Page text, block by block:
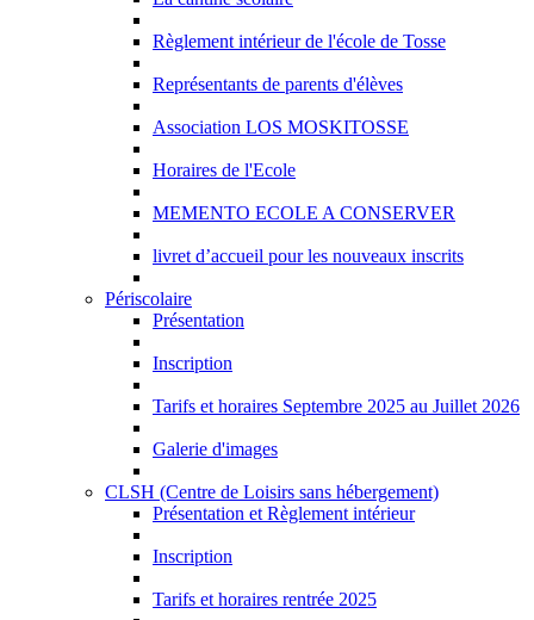
Règlement intérieur de l'école de Tosse
Représentants de parents d'élèves
Association LOS MOSKITOSSE
Horaires de l'Ecole
MEMENTO ECOLE A CONSERVER
livret d’accueil pour les nouveaux inscrits
Périscolaire
Présentation
Inscription
Tarifs et horaires Septembre 2025 au Juillet 2026
Galerie d'images
CLSH (Centre de Loisirs sans hébergement)
Présentation et Règlement intérieur
Inscription
Tarifs et horaires rentrée 2025